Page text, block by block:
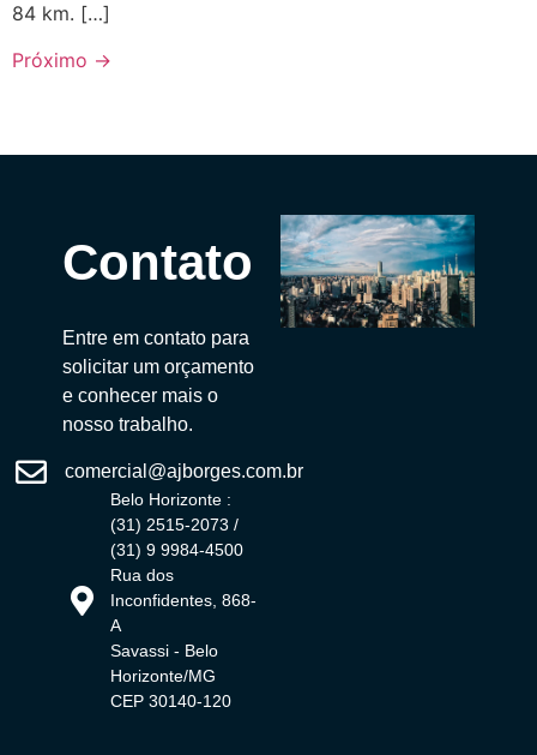
84 km. […]
Próximo →
Contato
Entre em contato para
solicitar um orçamento
e conhecer mais o
nosso trabalho.
comercial@ajborges.com.br
Belo Horizonte :
(31) 2515-2073 /
(31) 9 9984-4500
Rua dos
Inconfidentes, 868-
A
Savassi - Belo
Horizonte/MG
CEP 30140-120